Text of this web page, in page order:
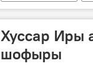
Хуссар Иры
шофыры